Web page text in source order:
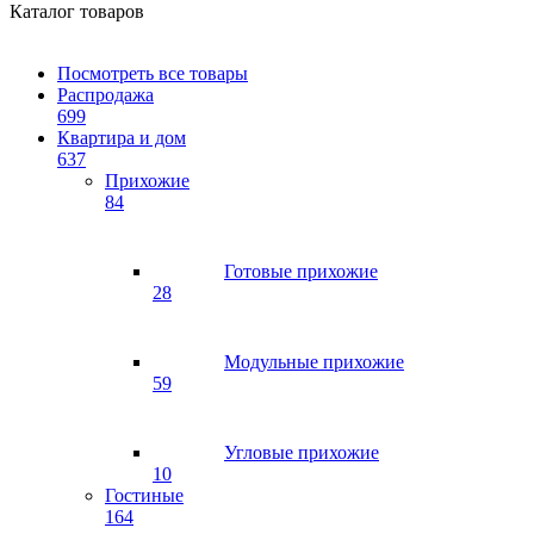
Каталог товаров
Посмотреть все товары
Распродажа
699
Квартира и дом
637
Прихожие
84
Готовые прихожие
28
Модульные прихожие
59
Угловые прихожие
10
Гостиные
164